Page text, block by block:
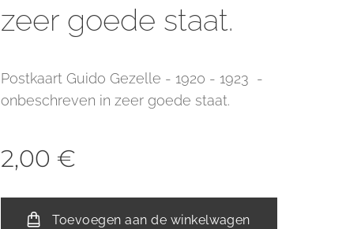
zeer goede staat.
Postkaart Guido Gezelle - 1920 - 1923 -
onbeschreven in zeer goede staat.
2,00 €
Toevoegen aan de winkelwagen